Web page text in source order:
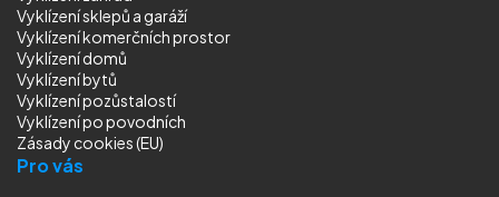
Vyklízení sklepů a garáží
Vyklízení komerčních prostor
Vyklízení domů
Vyklízení bytů
Vyklízení pozůstalostí
Vyklízenípo povodních
Zásady cookies (EU)
Pro vás